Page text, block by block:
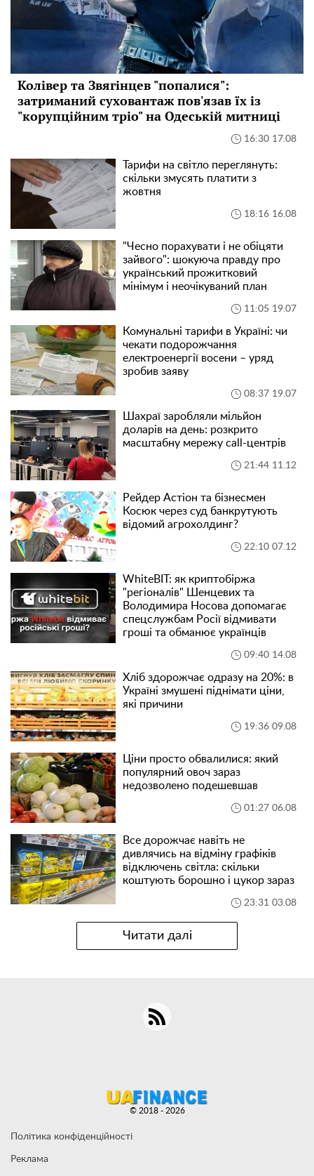
Колівер та Звягінцев "попалися":
затриманий суховантаж пов'язав їх із
"корупційним тріо" на Одеській митниці
16:30 17.08
Тарифи на світло переглянуть:
скільки змусять платити з
жовтня
18:16 16.08
"Чесно порахувати і не обіцяти
зайвого": шокуюча правду про
український прожитковий
мінімум і неочікуваний план
11:05 19.07
Комунальні тарифи в Україні: чи
чекати подорожчання
електроенергії восени – уряд
зробив заяву
08:37 19.07
Шахраї заробляли мільйон
доларів на день: розкрито
масштабну мережу call-центрів
21:44 11.12
Рейдер Астіон та бізнесмен
Косюк через суд банкрутують
відомий агрохолдинг?
22:10 07.12
WhiteBIT: як криптобіржа
"регіоналів" Шенцевих та
Володимира Носова допомагає
спецслужбам Росії відмивати
гроші та обманює українців
09:40 14.08
Хліб здорожчає одразу на 20%: в
Україні змушені піднімати ціни,
які причини
19:36 09.08
Ціни просто обвалилися: який
популярний овоч зараз
недозволено подешевшав
01:27 06.08
Все дорожчає навіть не
дивлячись на відміну графіків
відключень світла: скільки
коштують борошно і цукор зараз
23:31 03.08
Читати далі
Політика конфіденційності
Реклама
© 2018 - 2026